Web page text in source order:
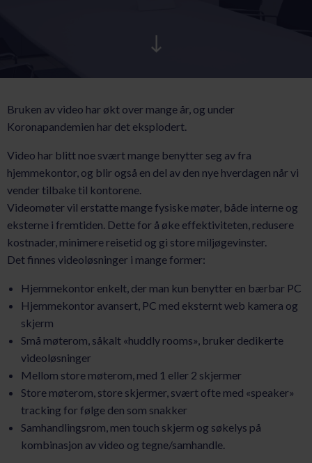
AKTUELT
Bruken av video har økt over mange år, og under
Koronapandemien har det eksplodert.
Video har blitt noe svært mange benytter seg av fra
hjemmekontor, og blir også en del av den nye hverdagen når vi
vender tilbake til kontorene.
Videomøter vil erstatte mange fysiske møter, både interne og
eksterne i fremtiden. Dette for å øke effektiviteten, redusere
kostnader, minimere reisetid og gi store miljøgevinster.
Det finnes videoløsninger i mange former:
Hjemmekontor enkelt, der man kun benytter en bærbar PC
Hjemmekontor avansert, PC med eksternt web kamera og
skjerm
Små møterom, såkalt «huddly rooms», bruker dedikerte
videoløsninger
Mellom store møterom, med 1 eller 2 skjermer
Store møterom, store skjermer, svært ofte med «speaker»
tracking for følge den som snakker
Samhandlingsrom, men touch skjerm og søkelys på
kombinasjon av video og tegne/samhandle.